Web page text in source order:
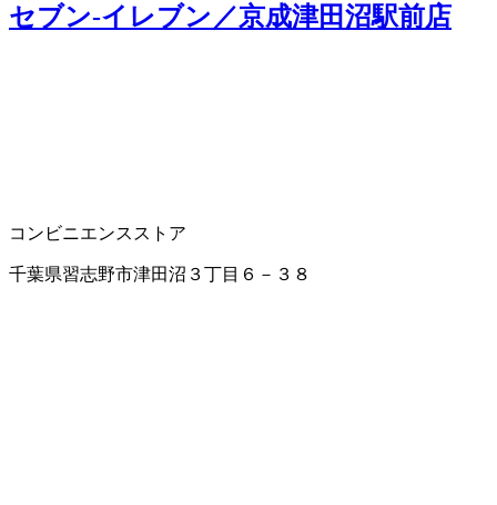
セブン‐イレブン／京成津田沼駅前店
コンビニエンスストア
千葉県習志野市津田沼３丁目６－３８